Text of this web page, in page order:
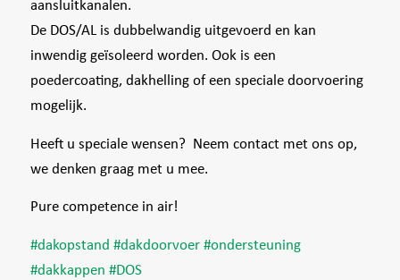
aansluitkanalen.
De DOS/AL is dubbelwandig uitgevoerd en kan
inwendig geïsoleerd worden. Ook is een
poedercoating, dakhelling of een speciale doorvoering
mogelijk.
Heeft u speciale wensen? Neem contact met ons op,
we denken graag met u mee.
Pure competence in air!
#dakopstand #dakdoorvoer #ondersteuning
#dakkappen #DOS